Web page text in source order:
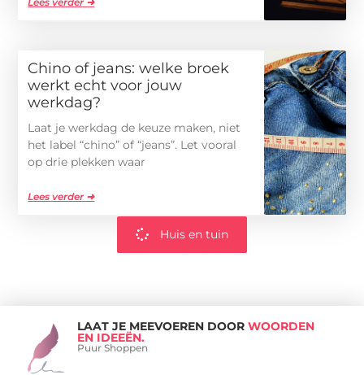
Chino of jeans: welke broek
werkt echt voor jouw
werkdag?
Laat je werkdag de keuze maken, niet
het label “chino” of “jeans”. Let vooral
op drie plekken waar
Lees verder ➜
Huis en tuin
LAAT JE MEEVOEREN DOOR WOORDEN
EN IDEEËN.
Puur Shoppen